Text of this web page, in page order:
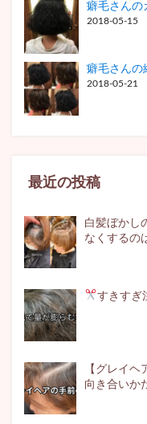
癖毛さんの
2018-05-15
癖毛さん
2018-05-21
最近の投稿
白髪ぼかし
なくするの
すきすぎ
【グレイ
向き合いか